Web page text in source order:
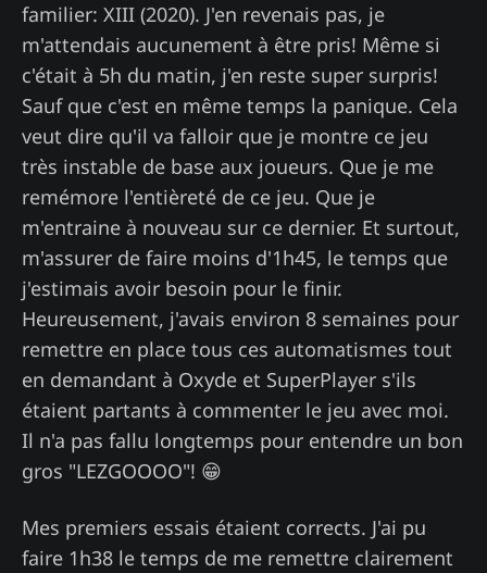
familier: XIII (2020). J'en revenais pas, je
m'attendais aucunement à être pris! Même si
c'était à 5h du matin, j'en reste super surpris!
Sauf que c'est en même temps la panique. Cela
veut dire qu'il va falloir que je montre ce jeu
très instable de base aux joueurs. Que je me
remémore l'entièreté de ce jeu. Que je
m'entraine à nouveau sur ce dernier. Et surtout,
m'assurer de faire moins d'1h45, le temps que
j'estimais avoir besoin pour le finir.
Heureusement, j'avais environ 8 semaines pour
remettre en place tous ces automatismes tout
en demandant à Oxyde et SuperPlayer s'ils
étaient partants à commenter le jeu avec moi.
Il n'a pas fallu longtemps pour entendre un bon
gros "LEZGOOOO"! 😁
Mes premiers essais étaient corrects. J'ai pu
faire 1h38 le temps de me remettre clairement